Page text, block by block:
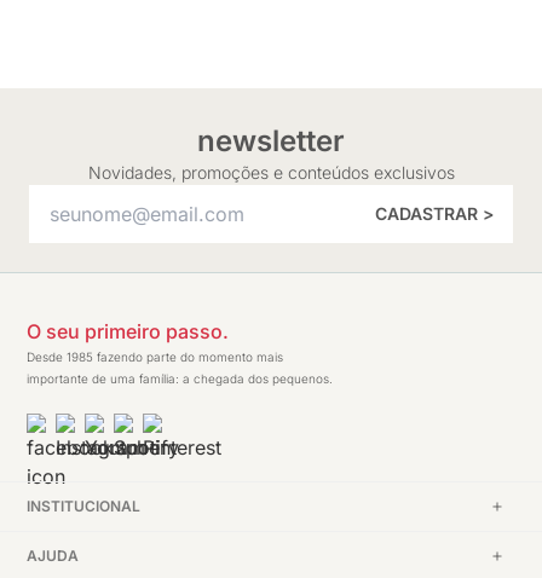
newsletter
Novidades, promoções e conteúdos exclusivos
CADASTRAR >
O seu primeiro passo.
Desde 1985 fazendo parte do momento mais
importante de uma família: a chegada dos pequenos.
INSTITUCIONAL
AJUDA